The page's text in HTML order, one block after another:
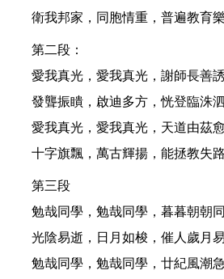
衛我邦家，同胞情重，普遍教育樂
第二段：
愛我真光，愛我真光，謝師長善誘
發聾振瞶，啟迪多方，恍登臨洙泗
愛我真光，愛我真光，天道由茲愈
十字旗飄，萬古輝揚，能拯教失路
第三段
勉哉同學，勉哉同學，暮暮朝朝同
光陰易逝，日月如梭，催人歲月易
勉哉同學，勉哉同學，廿紀風潮急